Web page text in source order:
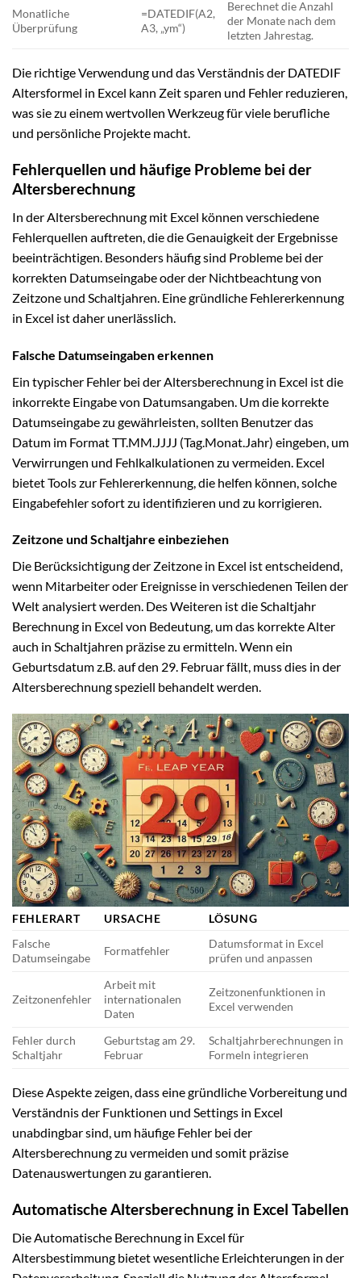
Monatliche
Überprüfung
=DATEDIF(A2,
A3, „ym“)
Berechnet die Anzahl
der Monate nach dem
letzten Jahrestag.
Die richtige Verwendung und das Verständnis der DATEDIF
Altersformel in Excel kann Zeit sparen und Fehler reduzieren,
was sie zu einem wertvollen Werkzeug für viele berufliche
und persönliche Projekte macht.
Fehlerquellen und häufige Probleme bei der
Altersberechnung
In der Altersberechnung mit Excel können verschiedene
Fehlerquellen auftreten, die die Genauigkeit der Ergebnisse
beeinträchtigen. Besonders häufig sind Probleme bei der
korrekten Datumseingabe oder der Nichtbeachtung von
Zeitzone und Schaltjahren. Eine gründliche Fehlererkennung
in Excel ist daher unerlässlich.
Falsche Datumseingaben erkennen
Ein typischer Fehler bei der Altersberechnung in Excel ist die
inkorrekte Eingabe von Datumsangaben. Um die korrekte
Datumseingabe zu gewährleisten, sollten Benutzer das
Datum im Format TT.MM.JJJJ (Tag.Monat.Jahr) eingeben, um
Verwirrungen und Fehlkalkulationen zu vermeiden. Excel
bietet Tools zur Fehlererkennung, die helfen können, solche
Eingabefehler sofort zu identifizieren und zu korrigieren.
Zeitzone und Schaltjahre einbeziehen
Die Berücksichtigung der Zeitzone in Excel ist entscheidend,
wenn Mitarbeiter oder Ereignisse in verschiedenen Teilen der
Welt analysiert werden. Des Weiteren ist die Schaltjahr
Berechnung in Excel von Bedeutung, um das korrekte Alter
auch in Schaltjahren präzise zu ermitteln. Wenn ein
Geburtsdatum z.B. auf den 29. Februar fällt, muss dies in der
Altersberechnung speziell behandelt werden.
FEHLERART URSACHE
LÖSUNG
Falsche
Datumseingabe
Formatfehler
Datumsformat in Excel
prüfen und anpassen
Zeitzonenfehler
Arbeit mit
internationalen
Daten
Zeitzonenfunktionen in
Excel verwenden
Fehler durch
Schaltjahr
Geburtstag am 29.
Februar
Schaltjahrberechnungen in
Formeln integrieren
Diese Aspekte zeigen, dass eine gründliche Vorbereitung und
Verständnis der Funktionen und Settings in Excel
unabdingbar sind, um häufige Fehler bei der
Altersberechnung zu vermeiden und somit präzise
Datenauswertungen zu garantieren.
Automatische Altersberechnung in Excel Tabellen
Die Automatische Berechnung in Excel für
Altersbestimmung bietet wesentliche Erleichterungen in der